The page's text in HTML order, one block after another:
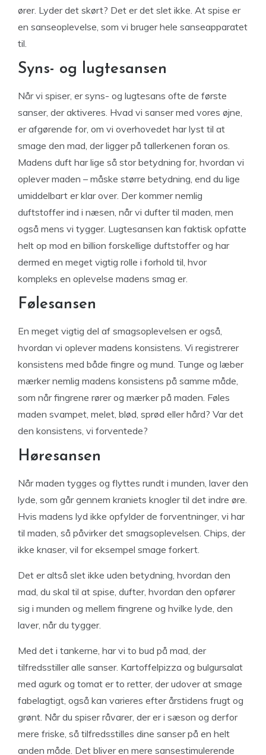
ører. Lyder det skørt? Det er det slet ikke. At spise er
en sanseoplevelse, som vi bruger hele sanseapparatet
til.
Syns- og lugtesansen
Når vi spiser, er syns- og lugtesans ofte de første
sanser, der aktiveres. Hvad vi sanser med vores øjne,
er afgørende for, om vi overhovedet har lyst til at
smage den mad, der ligger på tallerkenen foran os.
Madens duft har lige så stor betydning for, hvordan vi
oplever maden – måske større betydning, end du lige
umiddelbart er klar over. Der kommer nemlig
duftstoffer ind i næsen, når vi dufter til maden, men
også mens vi tygger. Lugtesansen kan faktisk opfatte
helt op mod en billion forskellige duftstoffer og har
dermed en meget vigtig rolle i forhold til, hvor
kompleks en oplevelse madens smag er.
Følesansen
En meget vigtig del af smagsoplevelsen er også,
hvordan vi oplever madens konsistens. Vi registrerer
konsistens med både fingre og mund. Tunge og læber
mærker nemlig madens konsistens på samme måde,
som når fingrene rører og mærker på maden. Føles
maden svampet, melet, blød, sprød eller hård? Var det
den konsistens, vi forventede?
Høresansen
Når maden tygges og flyttes rundt i munden, laver den
lyde, som går gennem kraniets knogler til det indre øre.
Hvis madens lyd ikke opfylder de forventninger, vi har
til maden, så påvirker det smagsoplevelsen. Chips, der
ikke knaser, vil for eksempel smage forkert.
Det er altså slet ikke uden betydning, hvordan den
mad, du skal til at spise, dufter, hvordan den opfører
sig i munden og mellem fingrene og hvilke lyde, den
laver, når du tygger.
Med det i tankerne, har vi to bud på mad, der
tilfredsstiller alle sanser. Kartoffelpizza og bulgursalat
med agurk og tomat er to retter, der udover at smage
fabelagtigt, også kan varieres efter årstidens frugt og
grønt. Når du spiser råvarer, der er i sæson og derfor
mere friske, så tilfredsstilles dine sanser på en helt
anden måde. Det bliver en mere sansestimulerende